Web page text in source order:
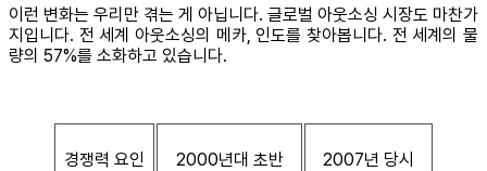
이런 변화는 우리만 겪는 게 아닙니다. 글로벌 아웃소싱 시장도 마찬가
지입니다. 전 세계 아웃소싱의 메카, 인도를 찾아봅니다. 전 세계의 물
량의 57%를 소화하고 있습니다.
경쟁력 요인 2000년대 초반 2007년 당시